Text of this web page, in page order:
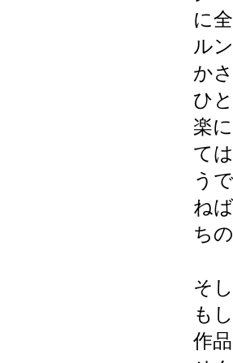
に
ル
か
ひ
楽
て
う
ね
ち
そ
も
作